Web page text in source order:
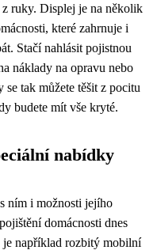
ruky. Displej je na několik
které zahrnuje i
Stačí nahlásit pojistnou
náklady na opravu nebo
tak můžete těšit z pocitu
budete mít vše kryté.
nabídky
ním i možnosti jejího
domácnosti dnes
je například rozbitý mobilní